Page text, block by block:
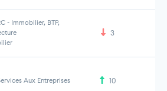
- Immobilier, BTP,
3
Aux Entreprises 10